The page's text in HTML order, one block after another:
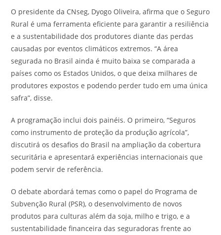
O presidente da CNseg, Dyogo Oliveira, afirma que o Seguro
Rural é uma ferramenta eficiente para garantir a resiliência
e a sustentabilidade dos produtores diante das perdas
causadas por eventos climáticos extremos. “A área
segurada no Brasil ainda é muito baixa se comparada a
países como os Estados Unidos, o que deixa milhares de
produtores expostos e podendo perder tudo em uma única
safra”, disse.
A programação inclui dois painéis. O primeiro, “Seguros
como instrumento de proteção da produção agrícola”,
discutirá os desafios do Brasil na ampliação da cobertura
securitária e apresentará experiências internacionais que
podem servir de referência.
O debate abordará temas como o papel do Programa de
Subvenção Rural (PSR), o desenvolvimento de novos
produtos para culturas além da soja, milho e trigo, e a
sustentabilidade financeira das seguradoras frente ao